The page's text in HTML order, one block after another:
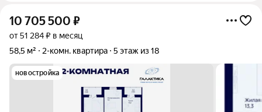
10 705 500 ₽
от 51 284 ₽ в месяц
58,5 м²
2-комн. квартира 5 этаж из 18
новостройка